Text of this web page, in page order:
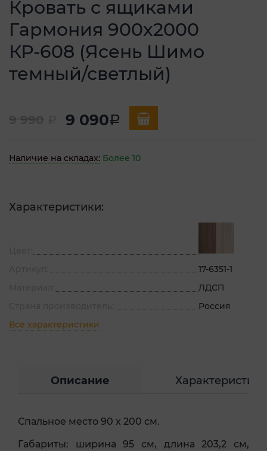
Кровать с ящиками
Гармония 900x2000
КР-608 (Ясень Шимо
темный/светлый)
9 990 9 090a
Наличие на складах: Более 10
Характеристики:
17-6351-1
ЛДСП
Россия
Все характеристики
Описание Характеристики
Спальное место 90 x 200 см.
Габариты: ширина 95 см, длина 203,2 см,